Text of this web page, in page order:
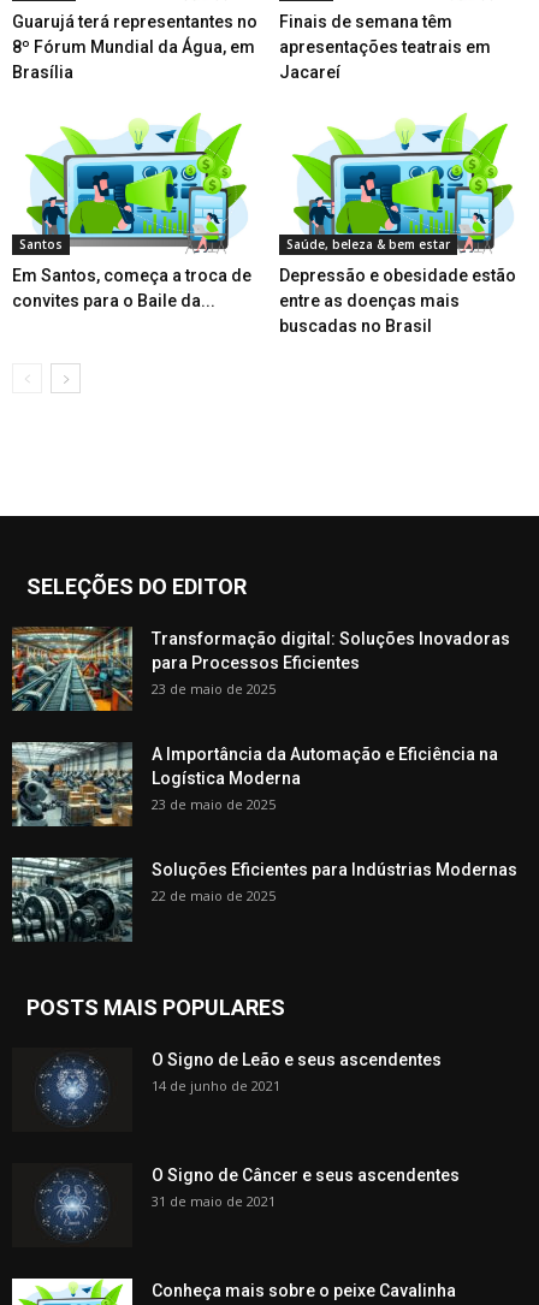
Guarujá terá representantes no
8º Fórum Mundial da Água, em
Brasília
Finais de semana têm
apresentações teatrais em
Jacareí
Santos
Em Santos, começa a troca de
convites para o Baile da...
Saúde, beleza & bem estar
Depressão e obesidade estão
entre as doenças mais
buscadas no Brasil
SELEÇÕES DO EDITOR
Transformação digital: Soluções Inovadoras
para Processos Eficientes
23 de maio de 2025
A Importância da Automação e Eficiência na
Logística Moderna
23 de maio de 2025
Soluções Eficientes para Indústrias Modernas
22 de maio de 2025
POSTS MAIS POPULARES
O Signo de Leão e seus ascendentes
14 de junho de 2021
O Signo de Câncer e seus ascendentes
31 de maio de 2021
Conheça mais sobre o peixe Cavalinha